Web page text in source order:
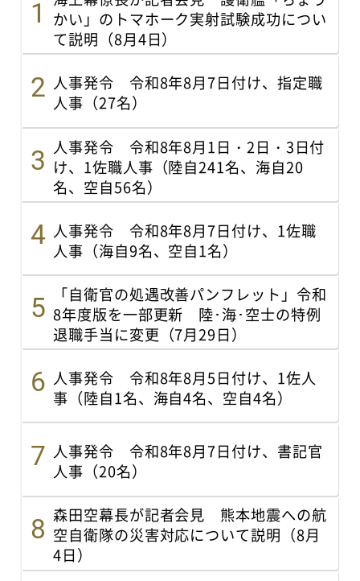
かい」のトマホーク実射試験成功につい
て説明（8月4日）
人事発令 令和8年8月7日付け、指定職
人事（27名）
人事発令 令和8年8月1日・2日・3日付
け、1佐職人事（陸自241名、海自20
名、空自56名）
人事発令 令和8年8月7日付け、1佐職
人事（海自9名、空自1名）
「自衛官の処遇改善パンフレット」令和
8年度版を一部更新 陸･海･空士の特例
退職手当に変更（7月29日）
人事発令 令和8年8月5日付け、1佐人
事（陸自1名、海自4名、空自4名）
人事発令 令和8年8月7日付け、書記官
人事（20名）
森田空幕長が記者会見 熊本地震への航
空自衛隊の災害対応について説明（8月
4日）